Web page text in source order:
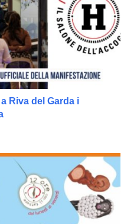
Riva del Garda i